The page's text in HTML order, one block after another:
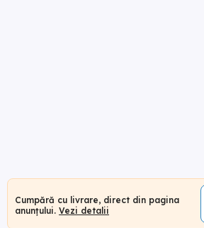
Cumpără cu livrare, direct din pagina
anunțului. Vezi detalii